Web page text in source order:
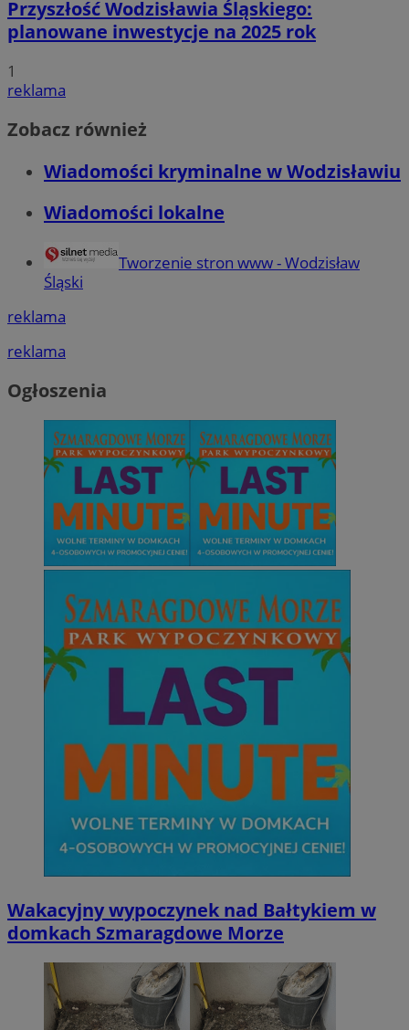
Przyszłość Wodzisławia Śląskiego:
planowane inwestycje na 2025 rok
1
reklama
Zobacz również
Wiadomości kryminalne w Wodzisławiu
Wiadomości lokalne
Tworzenie stron www - Wodzisław
Śląski
reklama
reklama
Ogłoszenia
Wakacyjny wypoczynek nad Bałtykiem w
domkach Szmaragdowe Morze